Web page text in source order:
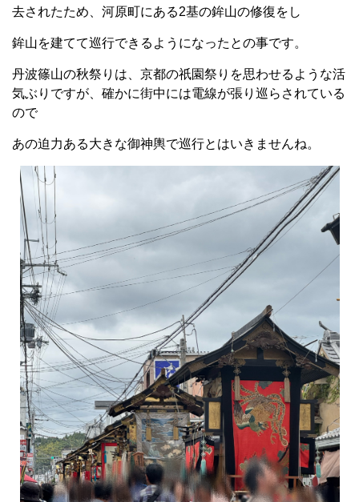
去されたため、河原町にある2基の鉾山の修復をし
鉾山を建てて巡行できるようになったとの事です。
丹波篠山の秋祭りは、京都の祇園祭りを思わせるような活
気ぶりですが、確かに街中には電線が張り巡らされている
ので
あの迫力ある大きな御神輿で巡行とはいきませんね。